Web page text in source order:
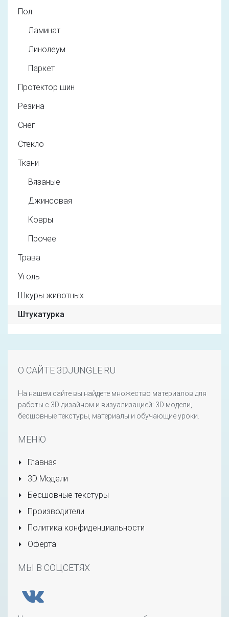
Пол
Ламинат
Линолеум
Паркет
Протектор шин
Резина
Снег
Стекло
Ткани
Вязаные
Джинсовая
Ковры
Прочее
Трава
Уголь
Шкуры животных
Штукатурка
О САЙТЕ 3DJUNGLE.RU
На нашем сайте вы найдете множество материалов для
работы с 3D дизайном и визуализацией: 3D модели,
бесшовные текстуры, материалы и обучающие уроки.
МЕНЮ
Главная
3D Модели
Бесшовные текстуры
Производители
Политика конфиденциальности
Оферта
МЫ В СОЦСЕТЯХ